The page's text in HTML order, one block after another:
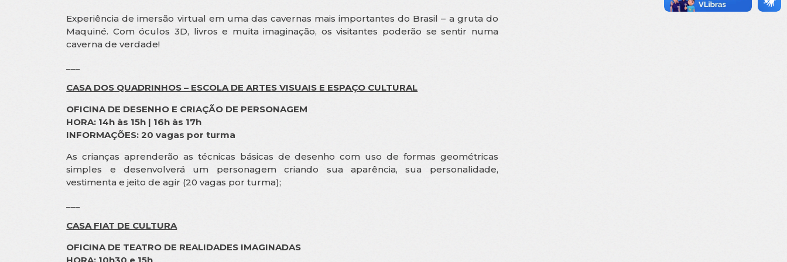
Experiência de imersão virtual em uma das cavernas mais importantes do Brasil – a gruta do
Maquiné. Com óculos 3D, livros e muita imaginação, os visitantes poderão se sentir numa
caverna de verdade!
CASA DOS QUADRINHOS – ESCOLA DE ARTES VISUAIS E ESPAÇO CULTURAL
OFICINA DE DESENHO E CRIAÇÃO DE PERSONAGEM
HORA: 14h às 15h | 16h às 17h
INFORMAÇÕES: 20 vagas por turma
As crianças aprenderão as técnicas básicas de desenho com uso de formas geométricas
simples e desenvolverá um personagem criando sua aparência, sua personalidade,
vestimenta e jeito de agir (20 vagas por turma);
CASA FIAT DE CULTURA
OFICINA DE TEATRO DE REALIDADES IMAGINADAS